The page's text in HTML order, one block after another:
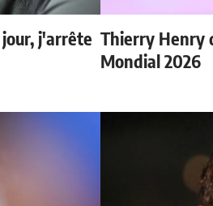
j'arrête Thierry Henry
Mondial 2026